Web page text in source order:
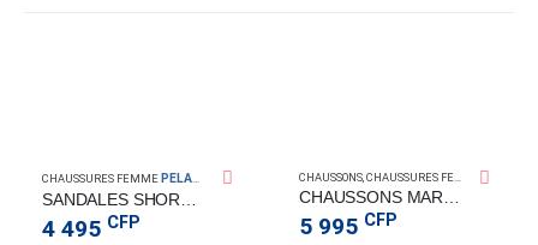
CHAUSSURES FEMMEPELAGIC GEAR
4 495 CFP
CHAUSSONS CHAUSSURES FEMME
5 995 CFP